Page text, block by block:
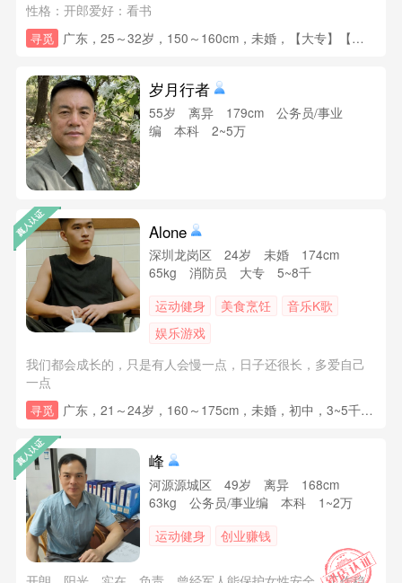
性格：开郎爱好：看书
寻觅 广东，25～32岁，150～160cm，未婚，【大专】【本科】，3~5千，未育，其他要求：编制最好，不是也可接受
岁月行者
55岁 离异 179cm 公务员/事业
编 本科 2~5万
Alone
深圳龙岗区 24岁 未婚 174cm
65kg 消防员 大专 5~8千
运动健身
美食烹饪
音乐K歌
娱乐游戏
我们都会成长的，只是有人会慢一点，日子还很长，多爱自己
一点
寻觅 广东，21～24岁，160～175cm，未婚，初中，3~5千，房子无要求，小车无要求，未育
峰
河源源城区 49岁 离异 168cm
63kg 公务员/事业编 本科 1~2万
运动健身
创业赚钱